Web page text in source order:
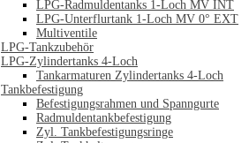
LPG-Radmuldentanks 1-Loch MV INT
LPG-Unterflurtank 1-Loch MV 0° EXT
Multiventile
LPG-Tankzubehör
LPG-Zylindertanks 4-Loch
Tankarmaturen Zylindertanks 4-Loch
Tankbefestigung
Befestigungsrahmen und Spanngurte
Radmuldentankbefestigung
Zyl. Tankbefestigungsringe